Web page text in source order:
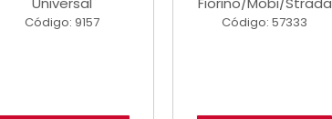
Código: 9157 Código: 57333